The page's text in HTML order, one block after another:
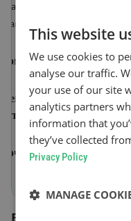
Країна, в якій зареєстровано
транспортний засіб
Номерний знак
Ідентифікаційний номер
авто (VIN)
Початок дії
Вибрані віньєтки
This website
We use cookies to
analyse our traffic.
your use of our site
analytics partners
information that
they’ve collected
Privacy Policy
MANAGE